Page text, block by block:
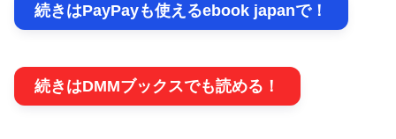
続きはPayPayも使えるebook japanで！
続きはDMMブックスでも読める！